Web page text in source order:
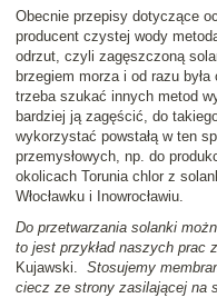
Obecnie przepisy dotyczące
producent czystej wody
odrzut, czyli zagęszczoną
brzegiem morza i od razu
trzeba szukać innych metod
bardziej ją zagęścić, do
wykorzystać powstałą w ten
przemysłowych, np. do
okolicach Torunia chlor z
Włocławku i Inowrocławiu.
Do przetwarzania solanki
to jest przykład naszych prac
Kujawski. Stosujemy
ciecz ze strony zasilającej na